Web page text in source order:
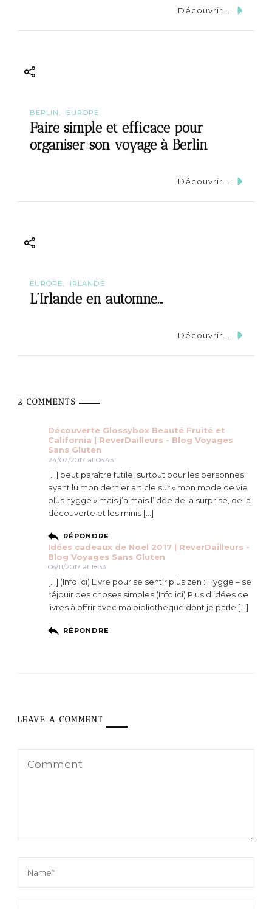
Découvrir...
BERLIN EUROPE
Faire simple et efficace pour
organiser son voyage à Berlin
Découvrir...
EUROPE IRLANDE
L’Irlande en automne…
Découvrir...
2 COMMENTS
Découverte Glossybox Beauté Fruité et
California | ReverDailleurs - Blog Voyages
Sans Gluten
24/07/2017 at 06:45
[…] peut paraître futile, surtout pour les personnes
ayant lu mon dernier article sur « mon mode de vie
plus hygge » mais j’aimais l’idée de la surprise, de la
découverte et les minis […]
RÉPONDRE
Idées cadeaux de Noel 2017 | ReverDailleurs -
Blog Voyages Sans Gluten
06/11/2017 at 18:33
[…] (Info ici) Livre pour se sentir plus zen : Hygge – se
réjouir des choses simples (Info ici) Plus d’idées de
livres à offrir avec ma bibliothèque dont je parle […]
RÉPONDRE
LEAVE A COMMENT